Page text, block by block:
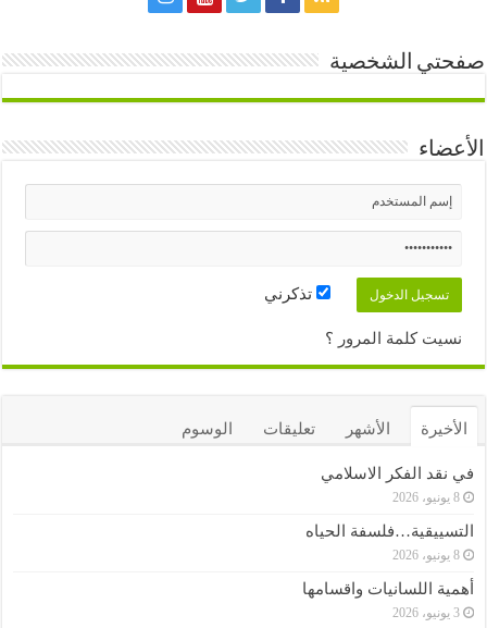
صفحتي الشخصية
الأعضاء
تذكرني
نسيت كلمة المرور ؟
الأخيرة الأشهر تعليقات الوسوم
في نقد الفكر الاسلامي
8 يونيو، 2026
التسييقية…فلسفة الحياه
8 يونيو، 2026
أهمية اللسانيات واقسامها
3 يونيو، 2026